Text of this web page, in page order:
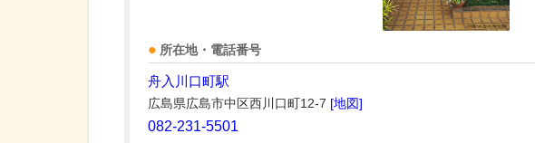
所在地・電話番号
舟入川口町駅
広島県広島市中区西川口町12-7 [地図]
082-231-5501